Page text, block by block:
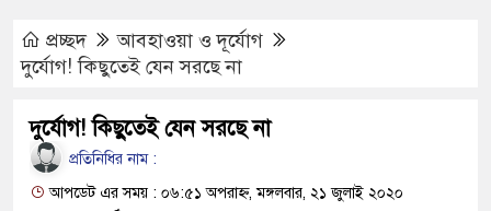
মাননীয় প্রধানমন্ত্রী, মন্ত্রীবর্গ
উদ্ধার
প্রচ্ছদ
আবহাওয়া ও দূর্যোগ
দুর্যোগ! কিছুতেই যেন সরছে না
দুর্যোগ! কিছুতেই যেন সরছে না
প্রতিনিধির নাম :
আপডেট এর সময় : ০৬:৫১ অপরাহ্ন, মঙ্গলবার, ২১ জুলাই ২০২০